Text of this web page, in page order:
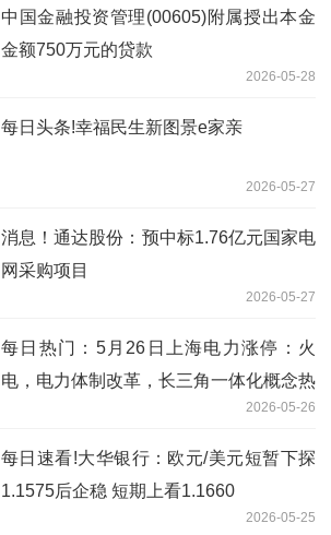
中国金融投资管理(00605)附属授出本金
金额750万元的贷款
2026-05-28
每日头条!幸福民生新图景e家亲
2026-05-27
消息！通达股份：预中标1.76亿元国家电
网采购项目
2026-05-27
每日热门：5月26日上海电力涨停：火
电，电力体制改革，长三角一体化概念热
2026-05-26
每日速看!大华银行：欧元/美元短暂下探
1.1575后企稳 短期上看1.1660
2026-05-25